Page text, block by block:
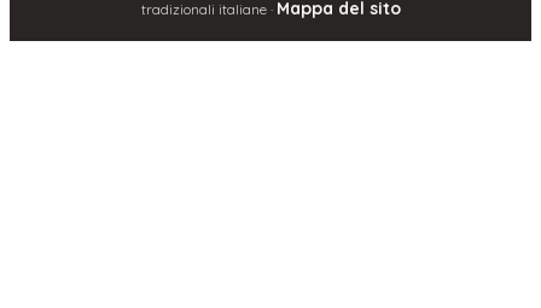
tradizionali italiane · Mappa del sito